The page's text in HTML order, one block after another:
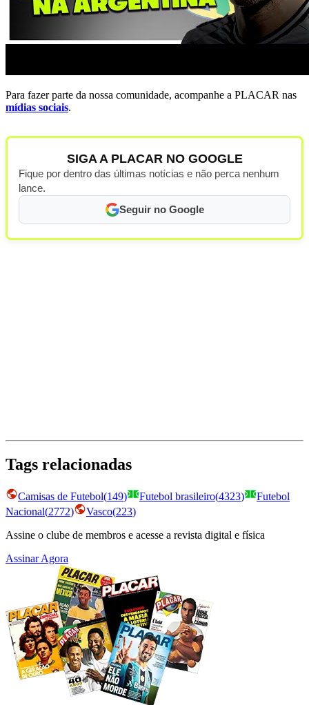
Para fazer parte da nossa comunidade, acompanhe a PLACAR nas
mídias sociais.
SIGA A PLACAR NO GOOGLE
Fique por dentro das últimas notícias e não perca nenhum
lance.
Seguir no Google
Tags relacionadas
Camisas de Futebol(149) Futebol brasileiro(4323)
Futebol
Nacional(2772) Vasco(223)
Assine o clube de membros e acesse a revista digital e física
Assinar Agora